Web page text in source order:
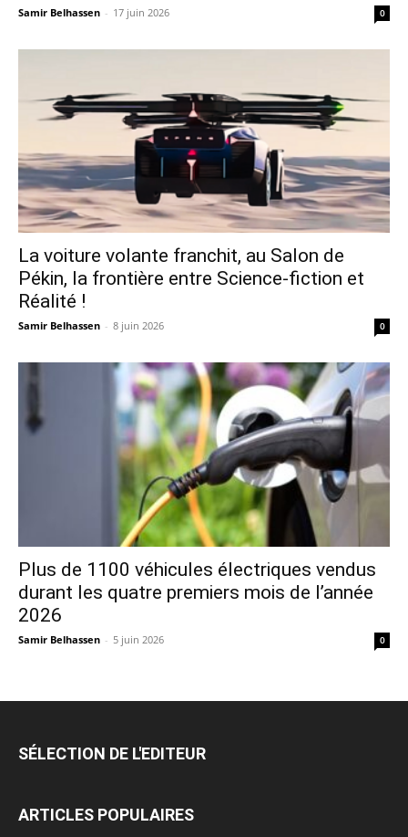
Samir Belhassen - 17 juin 2026 0
La voiture volante franchit, au Salon de
Pékin, la frontière entre Science-fiction et
Réalité !
Samir Belhassen - 8 juin 2026 0
Plus de 1100 véhicules électriques vendus
durant les quatre premiers mois de l’année
2026
Samir Belhassen - 5 juin 2026 0
SÉLECTION DE L'EDITEUR
ARTICLES POPULAIRES